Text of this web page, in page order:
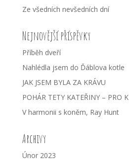
Ze všedních nevšedních dní
Nejnovější příspěvky
Příběh dveří
Nahlédla jsem do Ďáblova kotle
JAK JSEM BYLA ZA KRÁVU
POHÁR TETY KATEŘINY – PRO
V harmonii s koněm, Ray Hunt
Archivy
Únor 2023